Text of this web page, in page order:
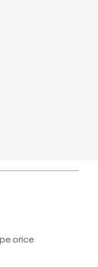
orice